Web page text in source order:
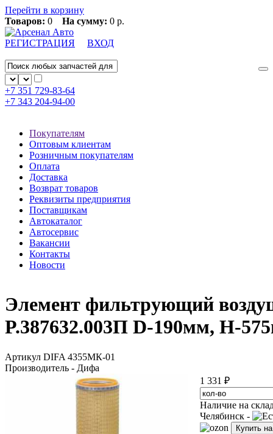
Перейти в корзину
Товаров: 0 На сумму: 0 р.
РЕГИСТРАЦИЯ ВХОД
+7 351 729-83-64
+7 343 204-94-00
Покупателям
Оптовым клиентам
Розничным покупателям
Оплата
Доставка
Возврат товаров
Реквизиты предприятия
Поставщикам
Автокаталог
Автосервис
Вакансии
Контакты
Новости
Элемент фильтрующий
P.387632.003П D-190мм, H-
Артикул DIFA 4355МК-01
Производитель - Дифа
1 331 ₽
Наличие на
Челябинск -
Купить